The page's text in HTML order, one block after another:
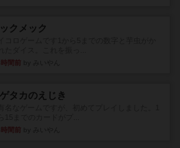
クメック
間前
タカのえじき
間前